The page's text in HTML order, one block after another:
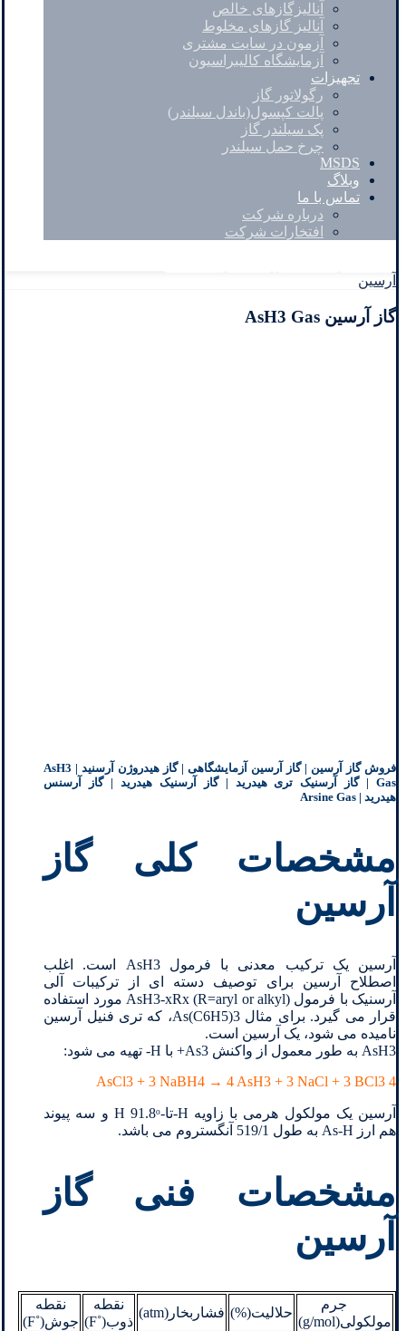
آنالیزگازهای خالص
آنالیز گازهای مخلوط
آزمون در سایت مشتری
آزمایشگاه کالیبراسیون
تجهیزات
رگولاتور گاز
پالت کپسول(باندل سیلندر)
پک سیلندر گاز
چرخ حمل سیلندر
MSDS
وبلاگ
تماس با ما
درباره شرکت
افتخارات شرکت
آرسین
گاز آرسین AsH3 Gas
فروش گاز آرسین | گاز آرسین آزمایشگاهی | گاز هیدروژن آرسنید |
AsH3
Gas |
گاز آرسنیک تری هیدرید |گاز آرسنیک هیدرید |گاز آرسنس
هیدرید |
Arsine Gas
مشخصات کلی گاز
آرسین
آرسین یک ترکیب معدنی با فرمول AsH3 است. اغلب
اصطلاح آرسین برای توصیف دسته ای از ترکیبات آلی
آرسنیک با فرمول (AsH3-xRx (R=aryl or alkyl مورد استفاده
قرار می گیرد. برای مثال As(C6H5)3، که تری فنیل آرسین
نامیده می شود، یک آرسین است.
AsH3 به طور معمول از واکنش As3+ با H- تهیه می شود:
4 AsCl3 + 3 NaBH4 → 4 AsH3 + 3 NaCl + 3 BCl3
آرسین یک مولکول هرمی با زاویه H-تا-H 91.8ᵒ و سه پیوند
هم ارز As-H به طول 519/1 آنگستروم می باشد.
مشخصات فنی گاز
آرسین
جرم
مولکولی(g/mol)
حلالیت(%) فشاربخار(atm)
نقطه
ذوب(˚F)
نقطه
جوش(˚F)